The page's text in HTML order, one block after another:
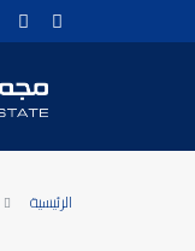
الرئيسية